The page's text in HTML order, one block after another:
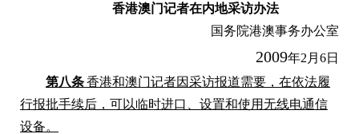
香港澳门记者在内地采访办法
国务院港澳事务办公室
2009年2 月 6日
第八条香港和澳门记者因采访报道需要，在依法履
行报批手续后，可以临时进口、设置和使用无线电通信
设备。